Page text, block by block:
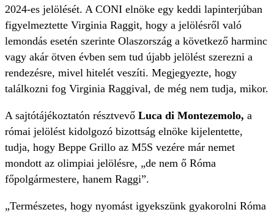
2024-es jelölését. A CONI elnöke egy keddi lapinterjúban
figyelmeztette Virginia Raggit, hogy a jelölésről való
lemondás esetén szerinte Olaszország a következő harminc
vagy akár ötven évben sem tud újabb jelölést szerezni a
rendezésre, mivel hitelét veszíti. Megjegyezte, hogy
találkozni fog Virginia Raggival, de még nem tudja, mikor.
A sajtótájékoztatón résztvevő Luca di Montezemolo, a
római jelölést kidolgozó bizottság elnöke kijelentette,
tudja, hogy Beppe Grillo az M5S vezére már nemet
mondott az olimpiai jelölésre, „de nem ő Róma
főpolgármestere, hanem Raggi”.
„Természetes, hogy nyomást igyekszünk gyakorolni Róma